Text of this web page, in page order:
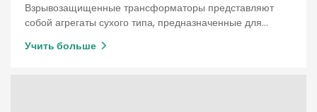
Взрывозащищенные трансформаторы представляют
собой агрегаты сухого типа, предназначенные для
Учить больше